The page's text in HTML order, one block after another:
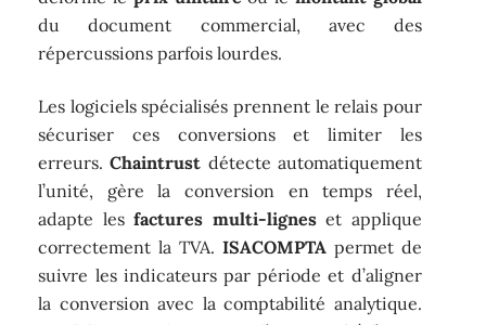
du document commercial, avec des
répercussions parfois lourdes.
Les logiciels spécialisés prennent le relais pour
sécuriser ces conversions et limiter les
erreurs.Chaintrust détecte automatiquement
l’unité, gère la conversion en temps réel,
adapte lesfactures multi-ligneset applique
correctement la TVA. ISACOMPTApermet de
suivre les indicateurs par période et d’aligner
la conversion avec la comptabilité analytique.